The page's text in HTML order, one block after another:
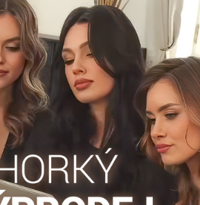
Jsou vyrobeny z velmi
jemná krajka. Jsou vhodné k nošení v
Klasické nohavičky Plus size